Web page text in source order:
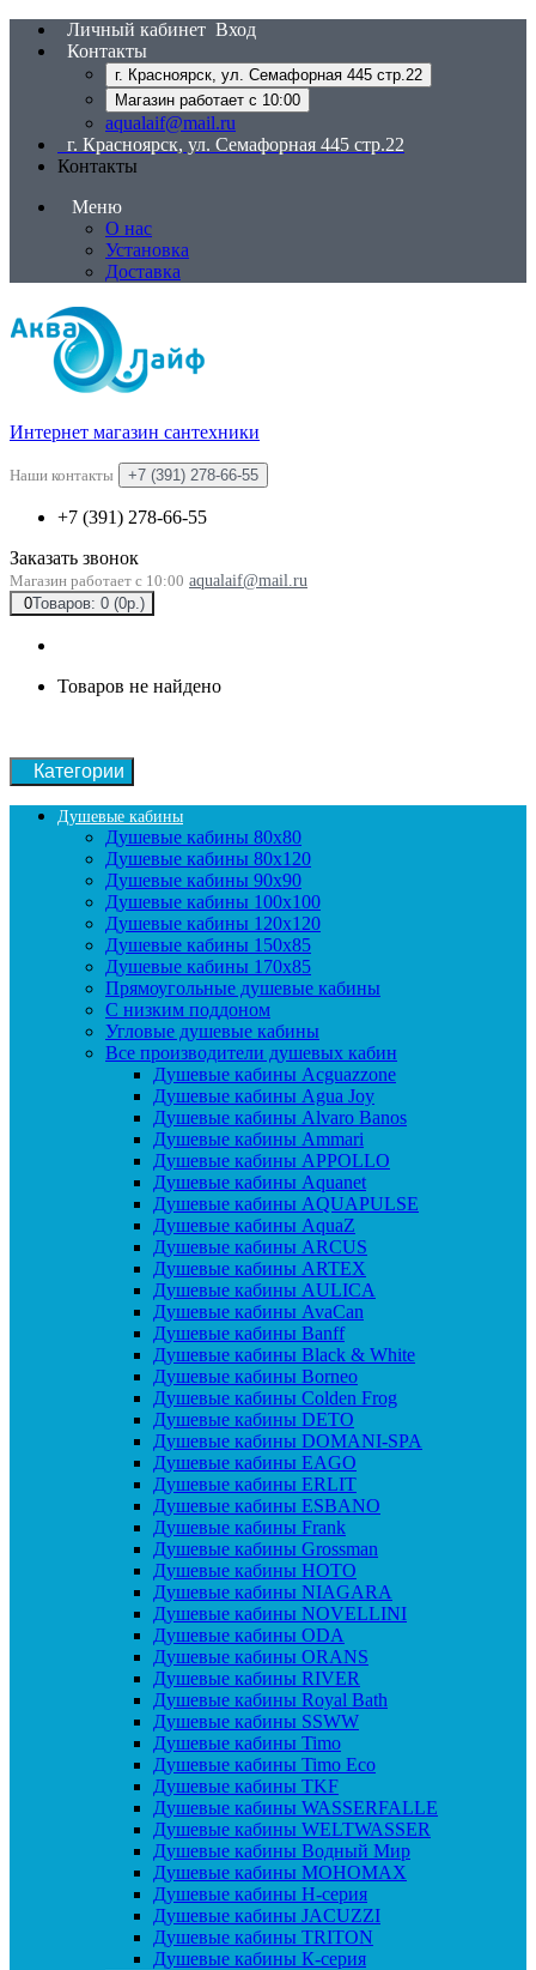
Личный кабинет Вход
Контакты
г. Красноярск, ул. Семафорная 445 стр.22
Магазин работает с 10:00
aqualaif@mail.ru
г. Красноярск, ул. Семафорная 445 стр.22
Контакты
Меню
О нас
Установка
Доставка
Интернет магазин сантехники
Наши контакты +7 (391) 278-66-55
+7 (391) 278-66-55
Заказать звонок
Магазин работает с 10:00 aqualaif@mail.ru
0Товаров: 0 (0р.)
Товаров не найдено
Категории
Душевые кабины
Душевые кабины 80x80
Душевые кабины 80x120
Душевые кабины 90х90
Душевые кабины 100x100
Душевые кабины 120x120
Душевые кабины 150x85
Душевые кабины 170x85
Прямоугольные душевые кабины
С низким поддоном
Угловые душевые кабины
Все производители душевых кабин
Душевые кабины Acguazzone
Душевые кабины Agua Joy
Душевые кабины Alvaro Banos
Душевые кабины Ammari
Душевые кабины APPOLLO
Душевые кабины Aquanet
Душевые кабины AQUAPULSE
Душевые кабины AquaZ
Душевые кабины ARCUS
Душевые кабины ARTEX
Душевые кабины AULICA
Душевые кабины AvaCan
Душевые кабины Banff
Душевые кабины Black & White
Душевые кабины Borneo
Душевые кабины Colden Frog
Душевые кабины DETO
Душевые кабины DOMANI-SPA
Душевые кабины EAGO
Душевые кабины ERLIT
Душевые кабины ESBANO
Душевые кабины Frank
Душевые кабины Grossman
Душевые кабины HOTO
Душевые кабины NIAGARA
Душевые кабины NOVELLINI
Душевые кабины ODA
Душевые кабины ORANS
Душевые кабины RIVER
Душевые кабины Royal Bath
Душевые кабины SSWW
Душевые кабины Timo
Душевые кабины Timo Eco
Душевые кабины TKF
Душевые кабины WASSERFALLE
Душевые кабины WELTWASSER
Душевые кабины Водный Мир
Душевые кабины МОНОМАХ
Душевые кабины H-серия
Душевые кабины JACUZZI
Душевые кабины TRITON
Душевые кабины К-серия